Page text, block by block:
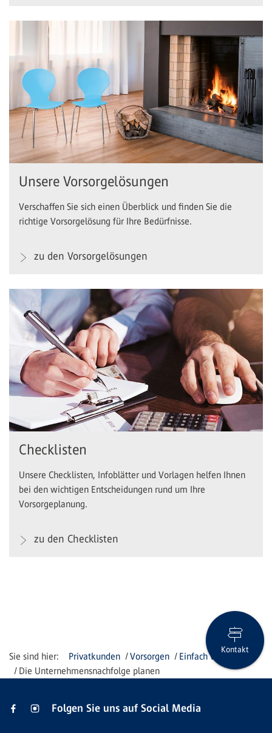
Unsere Vorsorgelösungen
Verschaffen Sie sich einen Überblick und finden Sie die
richtige Vorsorgelösung für Ihre Bedürfnisse.
zu den Vorsorgelösungen
Checklisten
Unsere Checklisten, Infoblätter und Vorlagen helfen Ihnen
bei den wichtigen Entscheidungen rund um Ihre
Vorsorgeplanung.
zu den Checklisten
Privatkunden Vorsorgen
Einfach vorsorgen
Die Unternehmensnachfolge planen
Kontakt
Folgen Sie uns auf Social Media